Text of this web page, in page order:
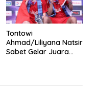
Tontowi
Ahmad/Liliyana Natsir
Sabet Gelar Juara